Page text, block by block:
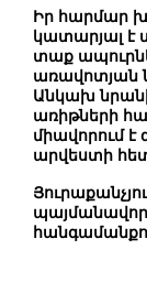
Իր հարմար
կատարյալ է
տաք
առավոտյան
Անկախ
առիթների
միավորում է
արվեստի